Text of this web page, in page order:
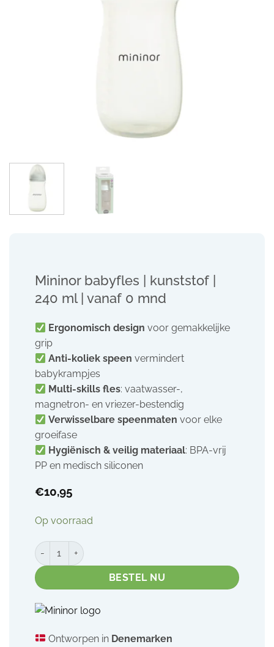
Mininor babyfles | kunststof |
240 ml | vanaf 0 mnd
Ergonomisch design voor gemakkelijke
grip
Anti-koliek speen vermindert
babykrampjes
Multi-skills fles: vaatwasser-,
magnetron- en vriezer-bestendig
Verwisselbare speenmaten voor elke
groeifase
Hygiënisch & veilig materiaal: BPA-vrij
PP en medisch siliconen
€10,95
Op voorraad
Mininor babyfles | kunststof | 240 ml | vanaf 0 mnd aantal
BESTEL NU
Ontworpen in Denemarken